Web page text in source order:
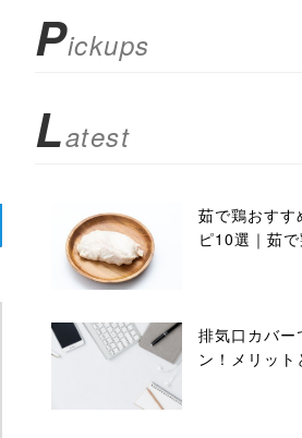
Pickups
Latest
茹で鶏おすす
ピ10選｜茹
排気口カバー
ン！メリット